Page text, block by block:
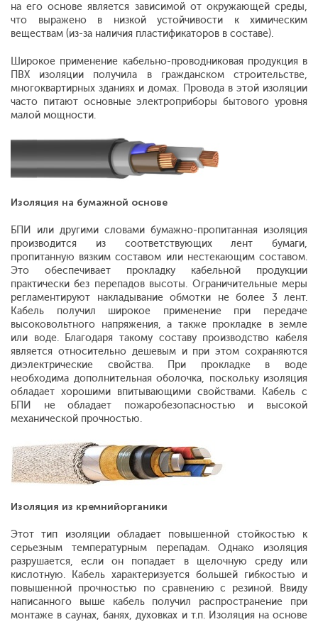
на его основе является зависимой от окружающей среды,
что выражено в низкой устойчивости к химическим
веществам (из-за наличия пластификаторов в составе).
Широкое применение кабельно-проводниковая продукция в
ПВХ изоляции получила в гражданском строительстве,
многоквартирных зданиях и домах. Провода в этой изоляции
часто питают основные электроприборы бытового уровня
малой мощности.
Изоляция на бумажной основе
БПИ или другими словами бумажно-пропитанная изоляция
производится из соответствующих лент бумаги,
пропитанную вязким составом или нестекающим составом.
Это обеспечивает прокладку кабельной продукции
практически без перепадов высоты. Ограничительные меры
регламентируют накладывание обмотки не более 3 лент.
Кабель получил широкое применение при передаче
высоковольтного напряжения, а также прокладке в земле
или воде. Благодаря такому составу производство кабеля
является относительно дешевым и при этом сохраняются
диэлектрические свойства. При прокладке в воде
необходима дополнительная оболочка, поскольку изоляция
обладает хорошими впитывающими свойствами. Кабель с
БПИ не обладает пожаробезопасностью и высокой
механической прочностью.
Изоляция из кремнийорганики
Этот тип изоляции обладает повышенной стойкостью к
серьезным температурным перепадам. Однако изоляция
разрушается, если он попадает в щелочную среду или
кислотную. Кабель характеризуется большей гибкостью и
повышенной прочностью по сравнению с резиной. Ввиду
написанного выше кабель получил распространение при
монтаже в саунах, банях, духовках и т.п. Изоляция на основе